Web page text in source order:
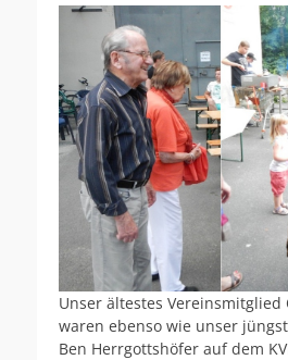
Unser ältestes Vereinsmitglied
waren ebenso wie unser
Ben Herrgottshöfer auf dem